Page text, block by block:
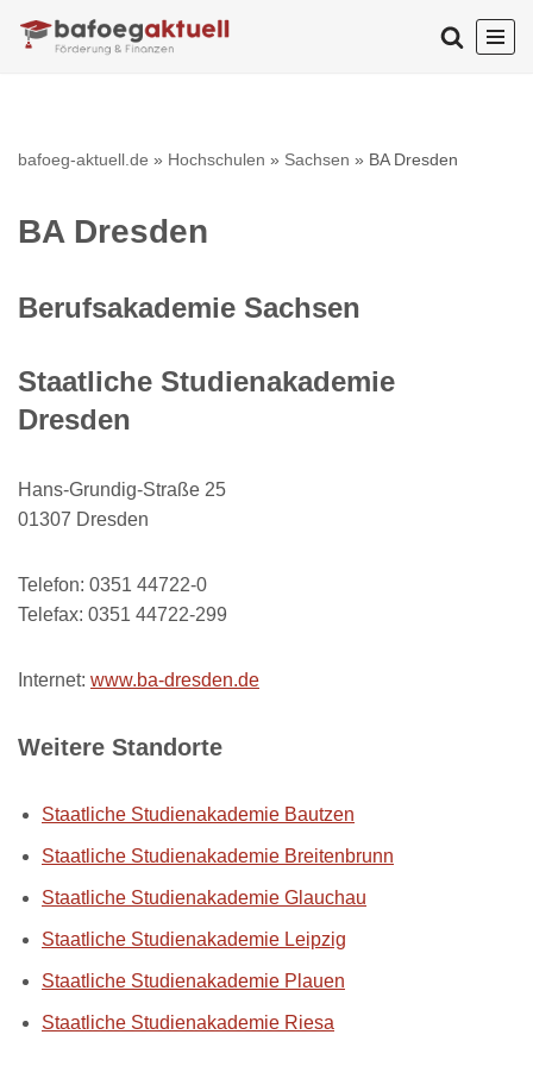
bafoeg-aktuell.de » Hochschulen » Sachsen » BA Dresden
BA Dresden
Berufsakademie Sachsen
Staatliche Studienakademie
Dresden
Hans-Grundig-Straße 25
01307 Dresden
Telefon: 0351 44722-0
Telefax: 0351 44722-299
Internet: www.ba-dresden.de
Weitere Standorte
Staatliche Studienakademie Bautzen
Staatliche Studienakademie Breitenbrunn
Staatliche Studienakademie Glauchau
Staatliche Studienakademie Leipzig
Staatliche Studienakademie Plauen
Staatliche Studienakademie Riesa